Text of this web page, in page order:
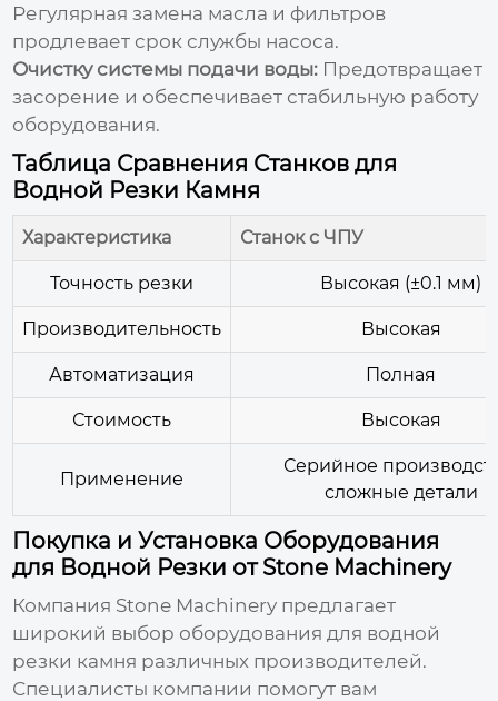
Регулярная замена масла и фильтров
продлевает срок службы насоса.
Очистку системы подачи воды: Предотвращает
засорение и обеспечивает стабильную работу
оборудования.
Таблица Сравнения Станков для
Водной Резки Камня
Характеристика Станок с ЧПУ
Точность резки Высокая (±0.1 мм)
Производительность Высокая
Автоматизация Полная
Стоимость Высокая
Применение
Серийное
сложные детали
Покупка и Установка Оборудования
для Водной Резки от Stone Machinery
Компания Stone Machinery предлагает
широкий выбор оборудования для водной
резки камня различных производителей.
Специалисты компании помогут вам